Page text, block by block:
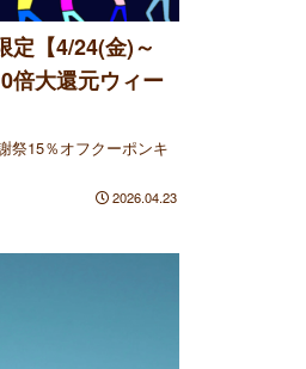
定【4/24(金)～
倍大還元ウィー
祭15％オフクーポンキ
2026.04.23